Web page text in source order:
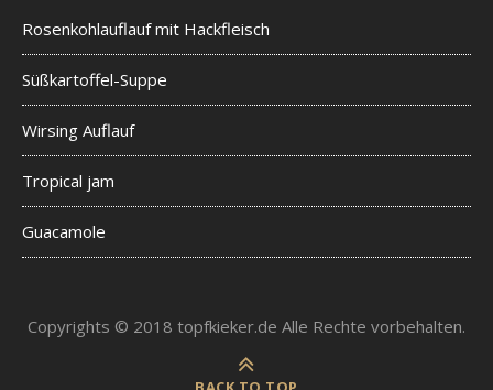
Rosenkohlauflauf mit Hackfleisch
Süßkartoffel-Suppe
Wirsing Auflauf
Tropical jam
Guacamole
Copyrights © 2018 topfkieker.de Alle Rechte vorbehalten.